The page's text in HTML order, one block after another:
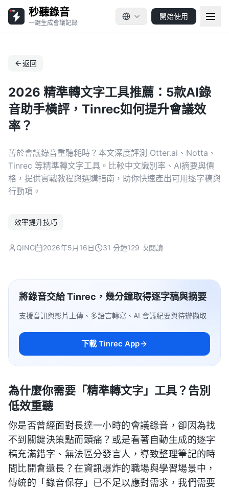
秒聽錄音
一鍵生成會議記錄
開始使用
返回
2026 精準轉文字工具推薦：5款AI錄
音助手橫評，Tinrec如何提升會議效
率？
苦於會議錄音重聽耗時？本文深度評測 Otter.ai、Notta、
Tinrec 等精準轉文字工具。比較中文識別率、AI摘要與價
格，提供實戰教程與選購指南，助你快速產出可用逐字稿與
行動項。
效率提升技巧
QING 2026年5月16日 31 分鐘129 次閱讀
將錄音交給 Tinrec，幾分鐘取得逐字稿與摘要
支援音訊與影片上傳、多語言轉寫、AI 會議紀要與待辦擷取
下載 Tinrec App
為什麼你需要「精準轉文字」工具？告別
低效重聽
你是否曾經面對長達一小時的會議錄音，卻因為找
不到關鍵決策點而頭痛？或是看著自動生成的逐字
稿充滿錯字、無法區分發言人，導致整理筆記的時
間比開會還長？在資訊爆炸的職場與學習場景中，
傳統的「錄音保存」已不足以應對需求，我們需要